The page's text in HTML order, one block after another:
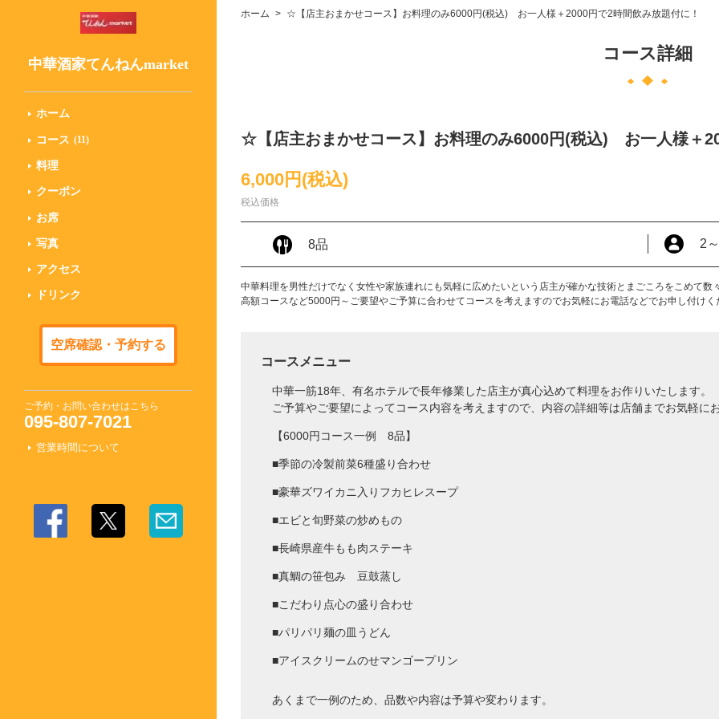
中華酒家てんねんmarket
ホーム
コース (11)
料理
クーポン
お席
写真
アクセス
ドリンク
空席確認・予約する
ご予約・お問い合わせはこちら
095-807-7021
営業時間について
ホーム ☆【店主おまかせコース】お料理のみ6000円(税込) お一人様＋2000円で2時間飲み放題付に！
コース詳細
☆【店主おまかせコース】お料理のみ6000円(税込) お一人様＋
6,000円 (税込)
税込価格
8品 2 ～
中華料理を男性だけでなく女性や家族連れにも気軽に広めたいという店主が確かな技術とまごころをこめて
高額コースなど5000円～ご要望やご予算に合わせてコースを考えますのでお気軽にお電話などでお申し付けく
コースメニュー
中華一筋18年、有名ホテルで長年修業した店主が真心込めて料理をお作りいたします。
ご予算やご要望によってコース内容を考えますので、内容の詳細等は店舗までお気軽に
【6000円コース一例 8品】
■季節の冷製前菜6種盛り合わせ
■豪華ズワイカニ入りフカヒレスープ
■エビと旬野菜の炒めもの
■長崎県産牛もも肉ステーキ
■真鯛の笹包み 豆鼓蒸し
■こだわり点心の盛り合わせ
■パリパリ麺の皿うどん
■アイスクリームのせマンゴープリン
あくまで一例のため、品数や内容は予算や変わります。